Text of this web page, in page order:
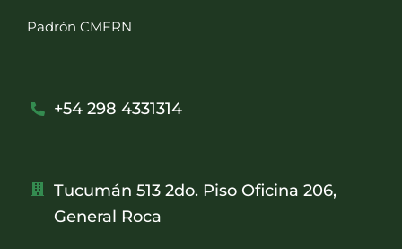
Padrón CMFRN
+54 298 4331314
Tucumán 513 2do. Piso Oficina 206,
General Roca